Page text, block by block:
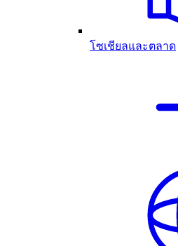
โซเชียลและตลาด